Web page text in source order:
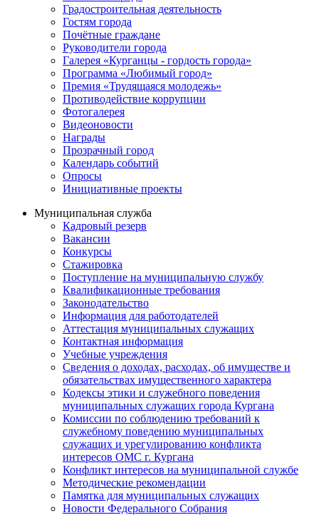
Градостроительная деятельность
Гостям города
Почётные граждане
Руководители города
Галерея «Курганцы - гордость города»
Программа «Любимый город»
Премия «Трудящаяся молодежь»
Противодействие коррупции
Фотогалерея
Видеоновости
Награды
Прозрачный город
Календарь событий
Опросы
Инициативные проекты
Муниципальная служба
Кадровый резерв
Вакансии
Конкурсы
Стажировка
Поступление на муниципальную службу
Квалификационные требования
Законодательство
Информация для работодателей
Аттестация муниципальных служащих
Контактная информация
Учебные учреждения
Сведения о доходах, расходах, об имуществе и
обязательствах имущественного характера
Кодексы этики и служебного поведения
муниципальных служащих города Кургана
Комиссии по соблюдению требований к
служебному поведению муниципальных
служащих и урегулированию конфликта
интересов ОМС г. Кургана
Конфликт интересов на муниципальной службе
Методические рекомендации
Памятка для муниципальных служащих
Новости Федерального Cобрания